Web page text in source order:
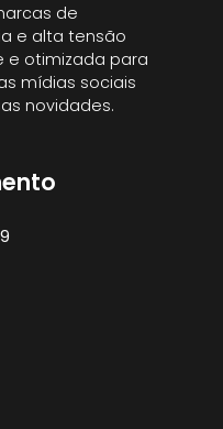
de
e alta tensão
e otimizada para
mídias sociais
novidades.